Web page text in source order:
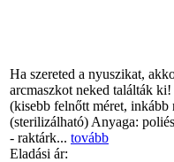
Ha szereted a nyuszikat,
arcmaszkot neked találták
(kisebb felnőtt méret, inkább
(sterilizálható) Anyaga:
- raktárk... tovább
Eladási ár: